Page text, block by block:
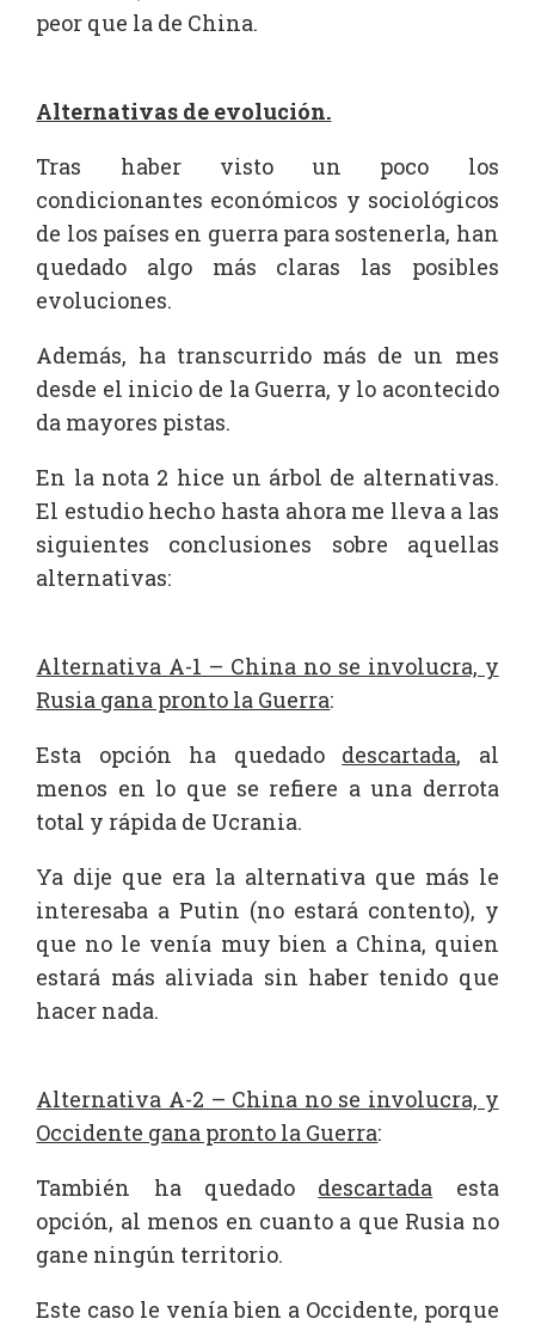
peor que la de China.
Alternativas de evolución.
Tras haber visto un poco los
condicionantes económicos y sociológicos
de los países en guerra para sostenerla, han
quedado algo más claras las posibles
evoluciones.
Además, ha transcurrido más de un mes
desde el inicio de la Guerra, y lo acontecido
da mayores pistas.
En la nota 2 hice un árbol de alternativas.
El estudio hecho hasta ahora me lleva a las
siguientes conclusiones sobre aquellas
alternativas:
Alternativa A-1 – China no se involucra, y
Rusia gana pronto la Guerra:
Esta opción ha quedado descartada, al
menos en lo que se refiere a una derrota
total y rápida de Ucrania.
Ya dije que era la alternativa que más le
interesaba a Putin (no estará contento), y
que no le venía muy bien a China, quien
estará más aliviada sin haber tenido que
hacer nada.
Alternativa A-2 – China no se involucra, y
Occidente gana pronto la Guerra:
También ha quedado descartada esta
opción, al menos en cuanto a que Rusia no
gane ningún territorio.
Este caso le venía bien a Occidente, porque